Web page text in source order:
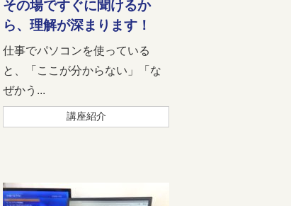
その場ですぐに聞けるか
ら、理解が深まります！
仕事でパソコンを使っている
と、「ここが分からない」「な
ぜかう...
講座紹介